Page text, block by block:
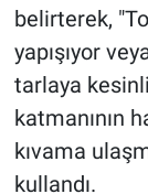
belirterek,
yapışıyor
tarlaya
katmanının
kıvama
kullandı.
Kültür -
Politika
Magazin